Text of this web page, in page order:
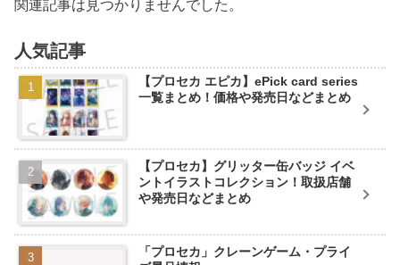
関連記事は見つかりませんでした。
人気記事
【プロセカ エピカ】ePick card series
一覧まとめ！価格や発売日などまとめ
【プロセカ】グリッター缶バッジ イベ
ントイラストコレクション！取扱店舗
や発売日などまとめ
「プロセカ」クレーンゲーム・プライ